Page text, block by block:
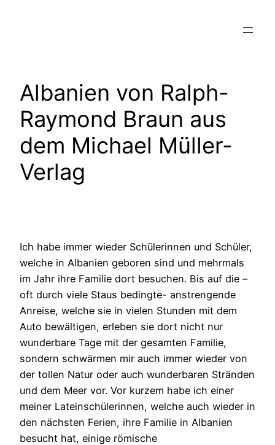
Albanien von Ralph-
Raymond Braun aus
dem Michael Müller-
Verlag
Ich habe immer wieder Schülerinnen und Schüler,
welche in Albanien geboren sind und mehrmals
im Jahr ihre Familie dort besuchen. Bis auf die –
oft durch viele Staus bedingte- anstrengende
Anreise, welche sie in vielen Stunden mit dem
Auto bewältigen, erleben sie dort nicht nur
wunderbare Tage mit der gesamten Familie,
sondern schwärmen mir auch immer wieder von
der tollen Natur oder auch wunderbaren Stränden
und dem Meer vor. Vor kurzem habe ich einer
meiner Lateinschülerinnen, welche auch wieder in
den nächsten Ferien, ihre Familie in Albanien
besucht hat, einige römische